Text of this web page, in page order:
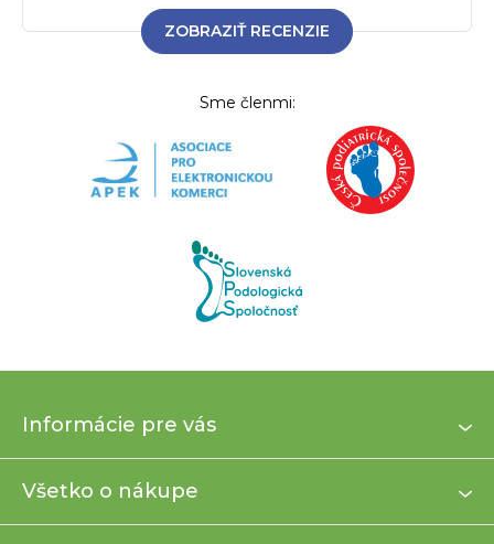
ZOBRAZIŤ RECENZIE
Sme členmi:
p
t
Informácie pre vás
Všetko o nákupe